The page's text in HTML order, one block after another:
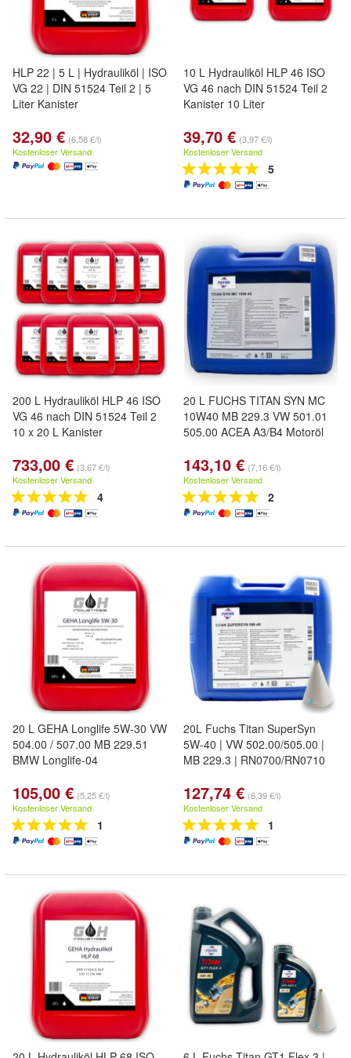
HLP 22 | 5 L | Hydrauliköl | ISO
VG 22 | DIN 51524 Teil 2 | 5
Liter Kanister
32,90 € (6,58 €/l)
Kostenloser Versand
10 L Hydrauliköl HLP 46 ISO
VG 46 nach DIN 51524 Teil 2
Kanister 10 Liter
39,70 € (3,97 €/l)
Kostenloser Versand
5
200 L Hydrauliköl HLP 46 ISO
VG 46 nach DIN 51524 Teil 2
10 x 20 L Kanister
733,00 € (3,67 €/l)
Kostenloser Versand
4
20 L FUCHS TITAN SYN MC
10W40 MB 229.3 VW 501.01
505.00 ACEA A3/B4 Motoröl
143,10 € (7,16 €/l)
Kostenloser Versand
2
20 L GEHA Longlife 5W-30 VW
504.00 / 507.00 MB 229.51
BMW Longlife-04
105,00 € (5,25 €/l)
Kostenloser Versand
1
20L Fuchs Titan SuperSyn
5W-40 | VW 502.00/505.00 |
MB 229.3 | RN0700/RN0710
127,74 € (6,39 €/l)
Kostenloser Versand
1